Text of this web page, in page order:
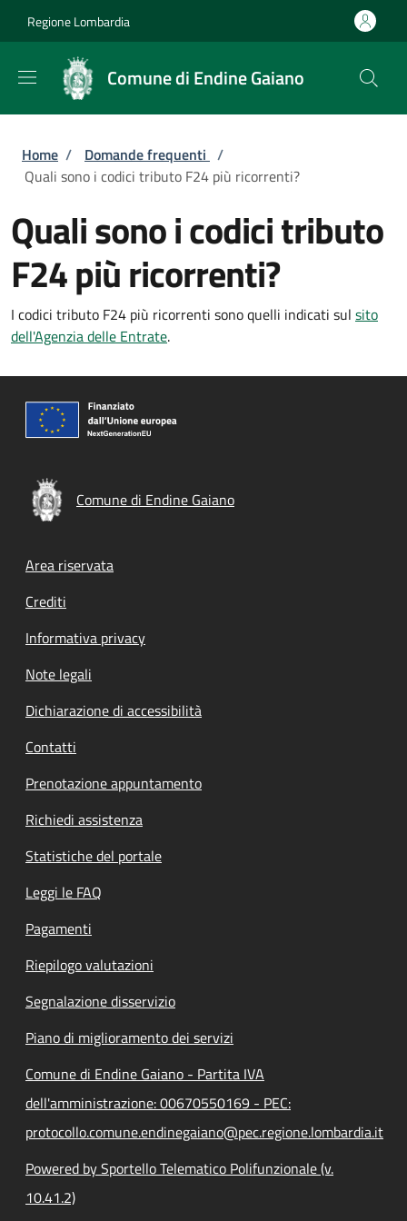
Regione Lombardia
Comune di Endine Gaiano
Briciole di pane
Home / Domande frequenti /
Quali sono i codici tributo F24 più ricorrenti?
Quali sono i codici tributo
F24 più ricorrenti?
I codici tributo F24 più ricorrenti sono quelli indicati sul sito
dell'Agenzia delle Entrate.
Comune di Endine Gaiano
Footer menu
Area riservata
Crediti
Informativa privacy
Note legali
Dichiarazione di accessibilità
Contatti
Prenotazione appuntamento
Richiedi assistenza
Statistiche del portale
Leggi le FAQ
Pagamenti
Riepilogo valutazioni
Segnalazione disservizio
Piano di miglioramento dei servizi
Comune di Endine Gaiano - Partita IVA
dell'amministrazione: 00670550169 - PEC:
protocollo.comune.endinegaiano@pec.regione.lombardia.it
Powered by Sportello Telematico Polifunzionale (v.
10.41.2)